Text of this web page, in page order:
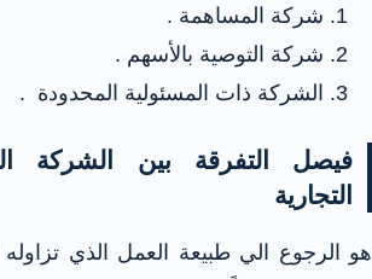
شركة المساهمة .
شركة التوصية بالأسهم .
الشركة ذات المسئولية المحدودة .
فيصل التفرقة بين الشركة
التجارية
هو الرجوع الي طبيعة العمل الذي